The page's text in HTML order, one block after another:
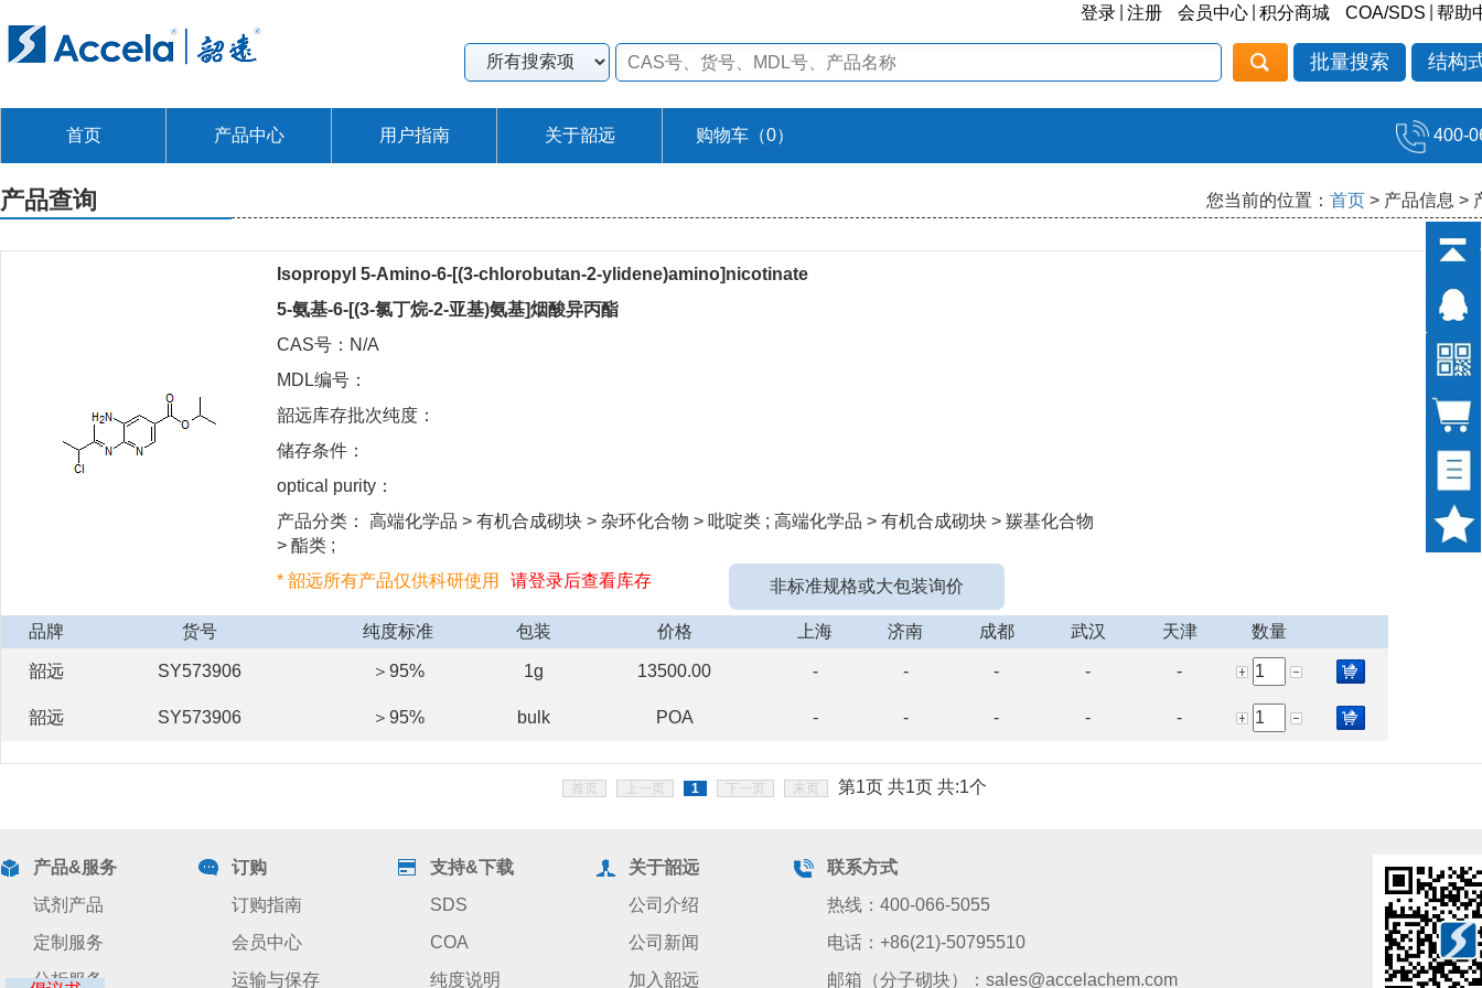
登录 注册 会员中心 积分商城 COA/SDS 帮助
批量搜索 结构
首页 产品中心 用户指南 关于韶远 购物车（0） 400-
产品查询 您当前的位置： 首页 > 产品信息 >
Isopropyl 5-Amino-6-[(3-chlorobutan-2-ylidene)amino]nicotinate
5-氨基-6-[(3-氯丁烷-2-亚基)氨基]烟酸异丙酯
CAS号：N/A
MDL编号：
韶远库存批次纯度：
储存条件：
optical purity：
产品分类： 高端化学品 > 有机合成砌块 > 杂环化合物 > 吡啶类 ; 高端化学品 > 有机合成砌块 > 羰基化合物
> 酯类 ;
* 韶远所有产品仅供科研使用
请登录后查看库存 非标准规格或大包装询价
品牌 货号 纯度标准 包装 价格 上海 济南 成都 武汉 天津 数量
韶远 SY573906 ＞95% 1g 13500.00 - - - - -
韶远 SY573906 ＞95% bulk POA - - - - -
首页 上一页 1 下一页 末页 第1页 共1页 共:1个
产品&服务
试剂产品
定制服务
分析服务
订购
订购指南
会员中心
运输与保存
支持&下载
SDS
COA
纯度说明
关于韶远
公司介绍
公司新闻
加入韶远
联系方式
热线：400-066-5055
电话：+86(21)-50795510
邮箱（分子砌块）：sales@accelachem.com